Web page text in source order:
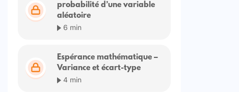
probabilité d’une variable
aléatoire
6 min
Espérance mathématique –
Variance et écart-type
4 min